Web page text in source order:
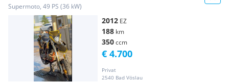
Supermoto, 49 PS (36 kW)
2012 EZ
188 km
350ccm
Privat
2540 Bad Vöslau
€ 4.700